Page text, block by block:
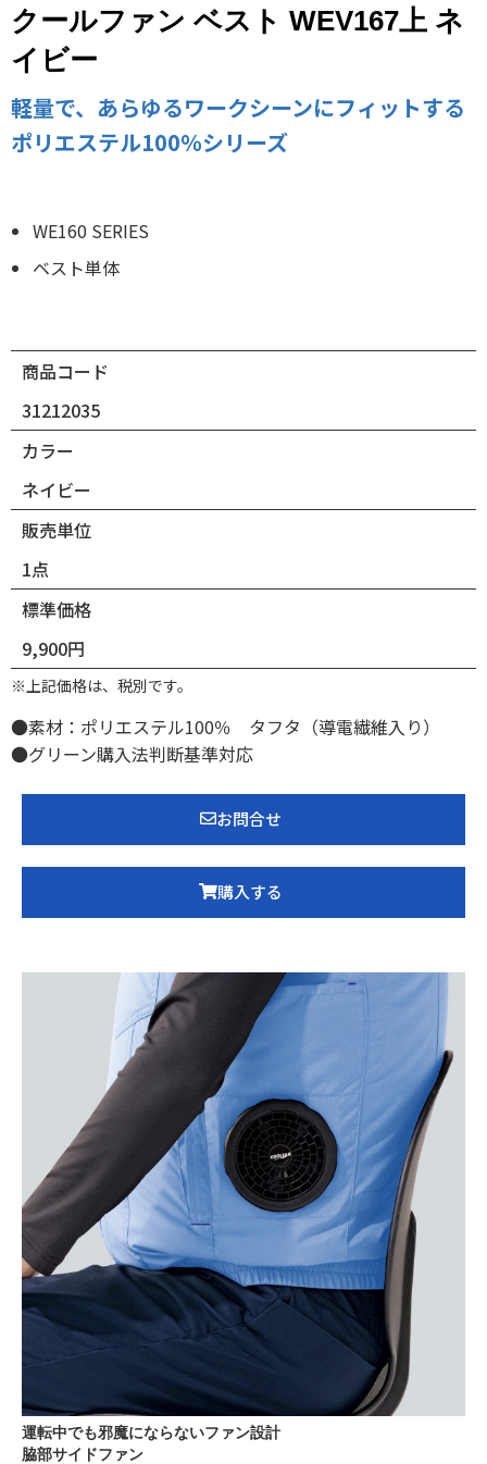
クールファン ベスト WEV167上 ネ
イビー
軽量で、あらゆるワークシーンにフィットする
ポリエステル100％シリーズ
WE160 SERIES
ベスト単体
商品コード
31212035
カラー
ネイビー
販売単位
1点
標準価格
9,900円
※上記価格は、税別です。
●素材：ポリエステル100％ タフタ（導電繊維入り）
●グリーン購入法判断基準対応
お問合せ
購入する
運転中でも邪魔にならないファン設計
脇部サイドファン